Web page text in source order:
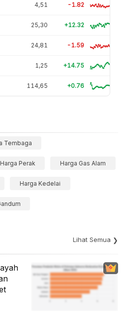
4,51 -1.82
25,30 +12.32
24,81 -1.59
1,25 +14.75
114,65 +0.76
Tembaga
Harga Perak Harga Gas Alam
Harga Kedelai
Lihat Semua